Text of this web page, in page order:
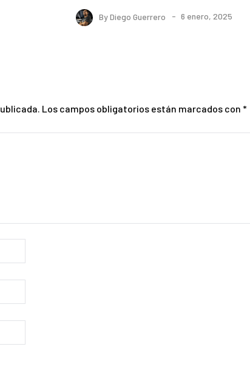
ByDiego Guerrero 6 enero, 2025
Los campos obligatorios están marcados con *